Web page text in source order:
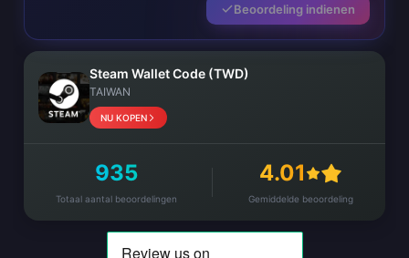
Beoordeling indienen
Steam Wallet Code (TWD)
TAIWAN
NU KOPEN
935
Totaal aantal beoordelingen
4.01
Gemiddelde beoordeling